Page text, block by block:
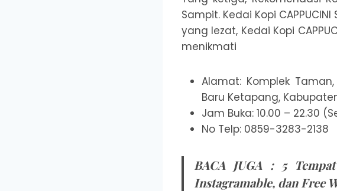
Sampit. Kedai Kopi
yang lezat, Kedai Kopi
menikmati
Alamat: Komplek
Baru Ketapang,
Jam Buka: 10.00 – 22.30
No Telp: 0859-3283-2138
BACA JUGA : 5
Instagramable, dan Free